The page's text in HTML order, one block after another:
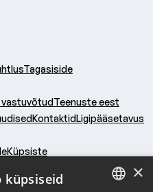
Tagasiside
vastuvõtudTeenuste eest
KontaktidLigipääsetavus
Küpsiste
×
küpsiseid